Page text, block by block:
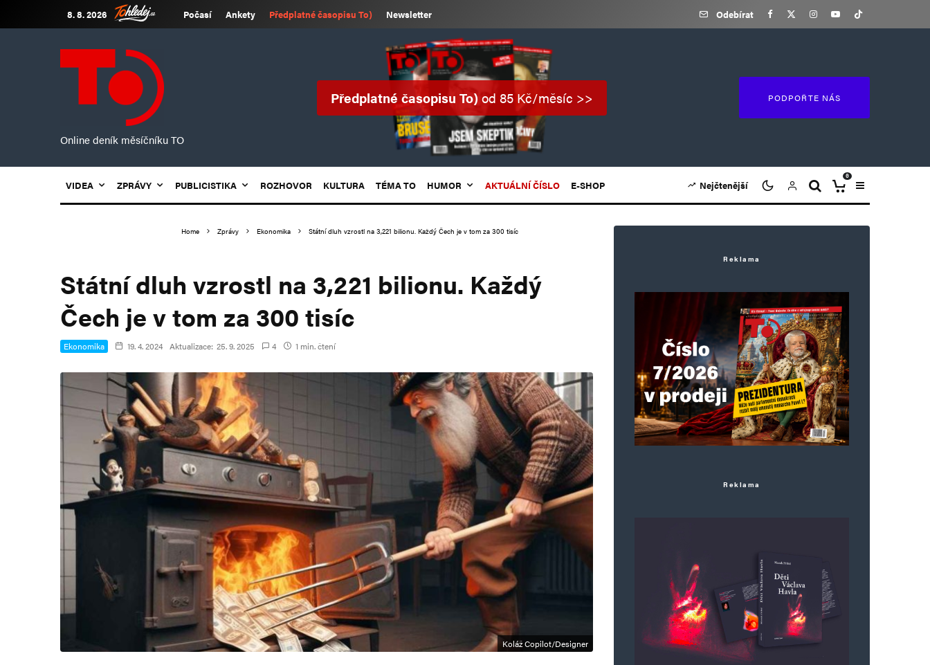
8. 8. 2026 Počasí Ankety Předplatné časopisu To) Newsletter Odebírat
Online deník měsíčníku TO
Předplatné časopisu To)od 85 Kč/měsíc >> PODPOŘTE NÁS
VIDEA ZPRÁVY PUBLICISTIKA ROZHOVOR KULTURA TÉMA TO HUMOR AKTUÁLNÍ ČÍSLO E-SHOP Nejčtenější
0
Home Zprávy Ekonomika Státní dluh vzrostl na 3,221 bilionu. Každý Čech je v tom za 300 tisíc
Státní dluh vzrostl na 3,221 bilionu. Každý
Čech je v tom za 300 tisíc
Ekonomika 19. 4. 2024 Aktualizace: 25. 9. 2025 4 1 min. čtení
Koláž Copilot/Designer
Reklama
Reklama